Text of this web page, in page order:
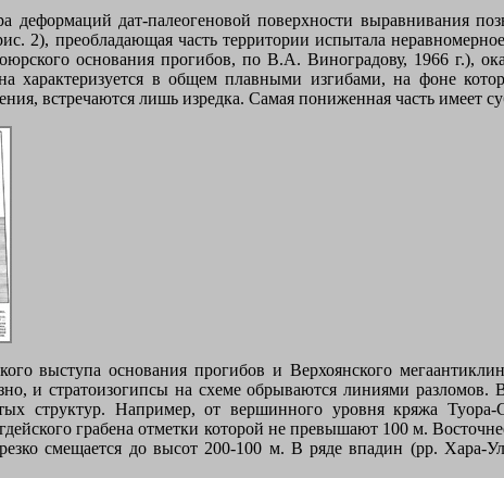
деформаций дат-палеогеновой поверхности выравнивания
2), преобладающая часть территории испытала
основания прогибов, по В.А. Виноградову, 1966 г.),
характеризуется в общем плавными изгибами, на фоне
встречаются лишь изредка. Самая пониженная часть имеет
выступа основания прогибов и Верхоянского
и стратоизогипсы на схеме обрываются линиями
структур. Например, от вершинного уровня кряжа
грабена отметки которой не превышают 100 м.
смещается до высот 200-100 м. В ряде впадин (pp.